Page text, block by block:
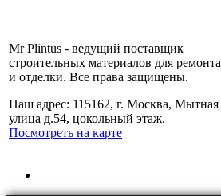
Mr Plintus - ведущий поставщик
строительных материалов для ремонта
и отделки. Все права защищены.
Наш адрес: 115162, г. Москва, Мытная
улица д.54, цокольный этаж.
Посмотреть на карте